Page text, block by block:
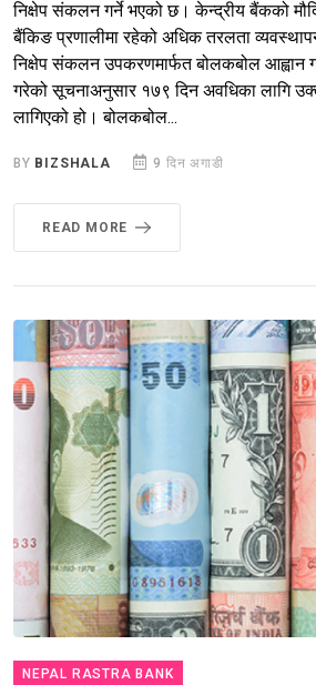
निक्षेप संकलन गर्ने भएको छ। केन्द्रीय बैंकको
बैंकिङ प्रणालीमा रहेको अधिक तरलता
निक्षेप संकलन उपकरणमार्फत बोलकबोल आह्वान
गरेको सूचनाअनुसार १७९ दिन अवधिका लागि
लागिएको हो। बोलकबोल...
BY BIZSHALA 9 दिन अगाडी
READ MORE
NEPAL RASTRA BANK